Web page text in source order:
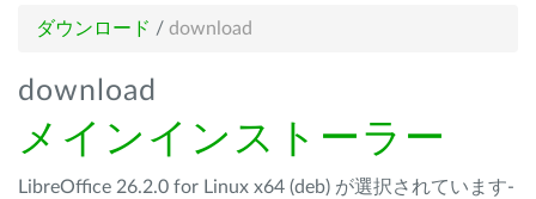
ダウンロード / download
download
メインインストーラー
LibreOffice 26.2.0 for Linux x64 (deb) が選択されています-